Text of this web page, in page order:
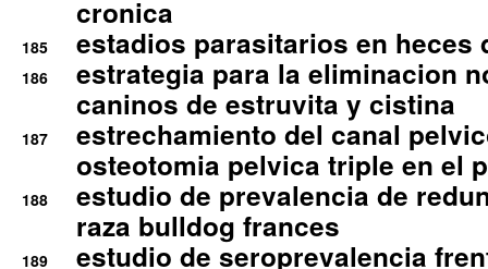
cronica
185 estadios parasitarios en heces
186
estrategia para la eliminacion
caninos de estruvita y cistina
187
estrechamiento del canal
osteotomia pelvica triple en el
188
estudio de prevalencia de
raza bulldog frances
189 estudio de seroprevalencia